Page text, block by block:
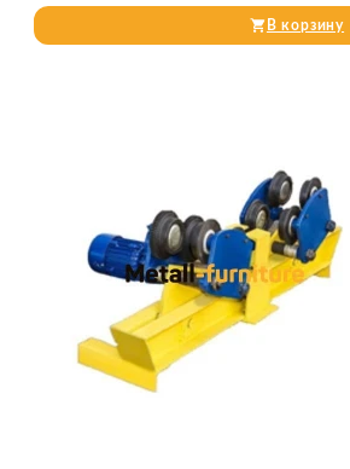
В корзину